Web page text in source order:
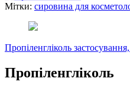
Мітки: сировина для
Пропіленгліколь
Пропіленгліколь